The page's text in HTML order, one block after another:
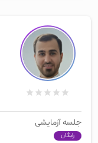
جلسه آزمایشی
رایگان